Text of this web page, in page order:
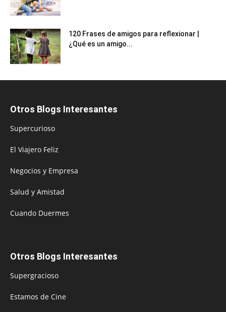
120 Frases de amigos para reflexionar |
¿Qué es un amigo...
Otros Blogs Interesantes
Supercurioso
El Viajero Feliz
Negocios y Empresa
Salud y Amistad
Cuando Duermes
Otros Blogs Interesantes
Supergracioso
Estamos de Cine